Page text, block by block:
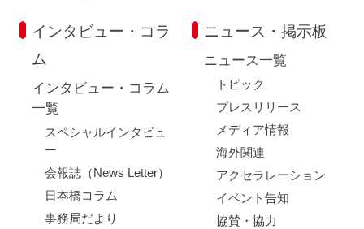
インタビュー・コラ
ム
インタビュー・コラム
一覧
スペシャルインタビュ
ー
会報誌（News Letter）
日本橋コラム
事務局だより
ニュース・掲示板
ニュース一覧
トピック
プレスリリース
メディア情報
海外関連
アクセラレーション
イベント告知
協賛・協力